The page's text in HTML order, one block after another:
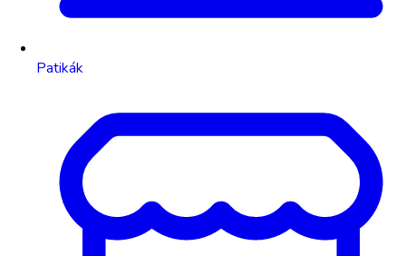
Patikák